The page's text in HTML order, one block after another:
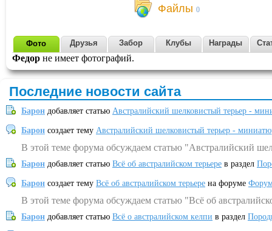
Файлы 0
Фото Друзья Забор Клубы Награды
Федор не имеет фотографий.
Последние новости сайта
Барон добавляет статью Австралийский шелковистый терьер -
Барон создает тему Австралийский шелковистый терьер -
В этой теме форума обсуждаем статью "Австралийский
Барон добавляет статью Всё об австралийском терьере в раздел
Барон создает тему Всё об австралийском терьере на форуме
В этой теме форума обсуждаем статью "Всё об
Барон добавляет статью Всё о австралийском келпи в раздел